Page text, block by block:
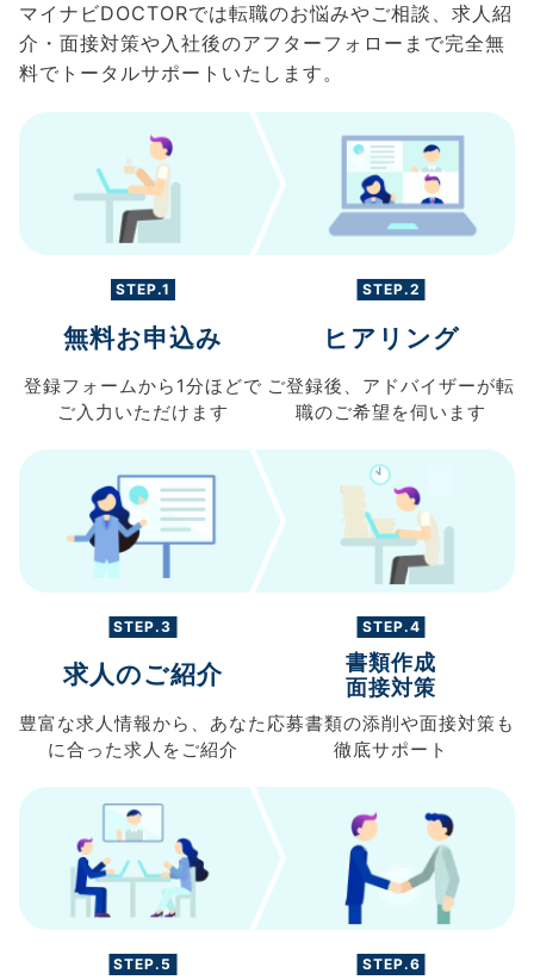
マイナビDOCTORでは転職のお悩みやご相談、求人紹
介・面接対策や入社後のアフターフォローまで完全無
料でトータルサポートいたします。
STEP.1
無料お申込み
登録フォームから 1分ほどで
ご入力 いただけます
STEP.2
ヒアリング
ご登録後、 アドバイザーが転
職のご希望を伺います
STEP.3
求人のご紹介
豊富な求人情報から、 あなた
に合った求人を ご紹介
STEP.4
書類作成
面接対策
応募書類の添削や面接対策も
徹底サポート
STEP.5 STEP.6